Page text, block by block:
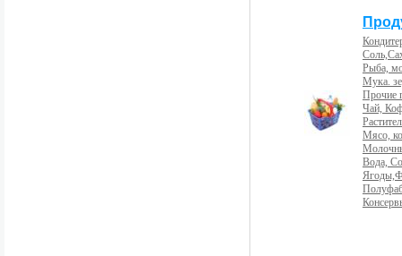
Рыба,
Мука.
Прочие
Чай,
Мясо,
Вода,